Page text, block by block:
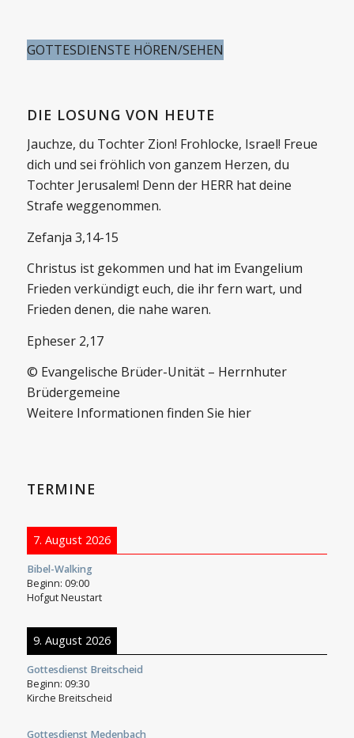
GOTTESDIENSTE HÖREN/SEHEN
DIE LOSUNG VON HEUTE
Jauchze, du Tochter Zion! Frohlocke, Israel! Freue
dich und sei fröhlich von ganzem Herzen, du
Tochter Jerusalem! Denn der HERR hat deine
Strafe weggenommen.
Zefanja 3,14-15
Christus ist gekommen und hat im Evangelium
Frieden verkündigt euch, die ihr fern wart, und
Frieden denen, die nahe waren.
Epheser 2,17
© Evangelische Brüder-Unität – Herrnhuter
Brüdergemeine
Weitere Informationen finden Sie hier
TERMINE
7. August 2026
Bibel-Walking
Beginn: 09:00
Hofgut Neustart
9. August 2026
Gottesdienst Breitscheid
Beginn: 09:30
Kirche Breitscheid
Gottesdienst Medenbach